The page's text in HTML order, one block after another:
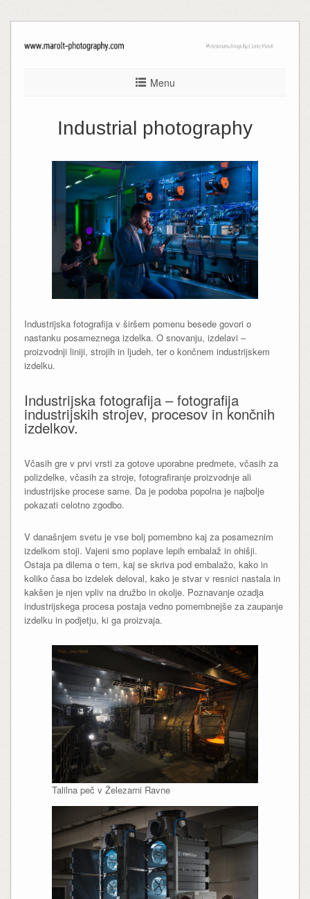
Menu
Industrial photography
Industrijska fotografija v širšem pomenu besede govori o
nastanku posameznega izdelka. O snovanju, izdelavi –
proizvodnji liniji, strojih in ljudeh, ter o končnem industrijskem
izdelku.
Industrijska fotografija – fotografija
industrijskih strojev, procesov in končnih
izdelkov.
Včasih gre v prvi vrsti za gotove uporabne predmete, včasih za
polizdelke, včasih za stroje, fotografiranje proizvodnje ali
industrijske procese same. Da je podoba popolna je najbolje
pokazati celotno zgodbo.
V današnjem svetu je vse bolj pomembno kaj za posameznim
izdelkom stoji. Vajeni smo poplave lepih embalaž in ohišji.
Ostaja pa dilema o tem, kaj se skriva pod embalažo, kako in
koliko časa bo izdelek deloval, kako je stvar v resnici nastala in
kakšen je njen vpliv na družbo in okolje. Poznavanje ozadja
industrijskega procesa postaja vedno pomembnejše za zaupanje
izdelku in podjetju, ki ga proizvaja.
Talilna peč v Železarni Ravne